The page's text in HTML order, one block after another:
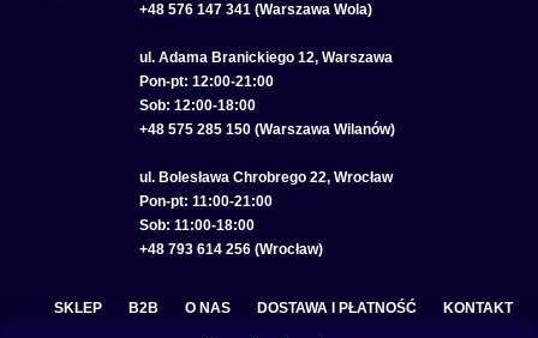
+48 576 147 341 (Warszawa Wola)
ul. Adama Branickiego 12, Warszawa
Pon-pt: 12:00-21:00
Sob: 12:00-18:00
+48 575 285 150 (Warszawa Wilanów)
ul. Bolesława Chrobrego 22, Wrocław
Pon-pt: 11:00-21:00
Sob: 11:00-18:00
+48 793 614 256 (Wrocław)
SKLEP B2B O NAS DOSTAWA I PŁATNOŚĆ KONTAKT